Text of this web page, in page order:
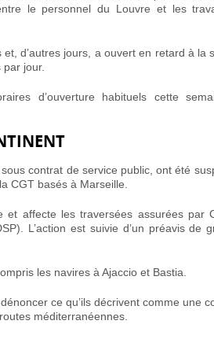
le personnel du Louvre et les
d’autres jours, a ouvert en retard à la
jour.
d’ouverture habituels cette
contrat de service public, ont été
CGT basés à Marseille.
affecte les traversées assurées par
L’action est suivie d’un préavis de
les navires à Ajaccio et Bastia.
ce qu’ils décrivent comme une
méditerranéennes.